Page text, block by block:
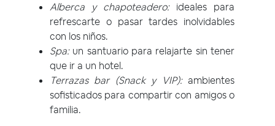
Alberca y chapoteadero:ideales para
refrescarte o pasar tardes inolvidables
con los niños.
Spa: un santuario para relajarte sin tener
que ir a un hotel.
Terrazas bar (Snack y VIP):ambientes
sofisticados para compartir con amigos o
familia.